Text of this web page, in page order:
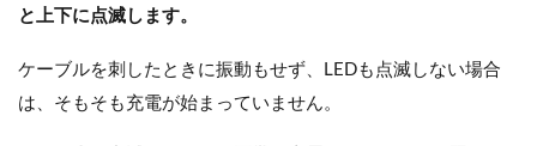
と上下に点滅します。
ケーブルを刺したときに振動もせず、LEDも点滅しない場合
は、そもそも充電が始まっていません。